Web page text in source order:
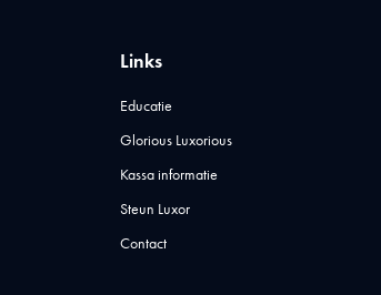
Links
Educatie
Glorious Luxorious
Kassa informatie
Steun Luxor
Contact